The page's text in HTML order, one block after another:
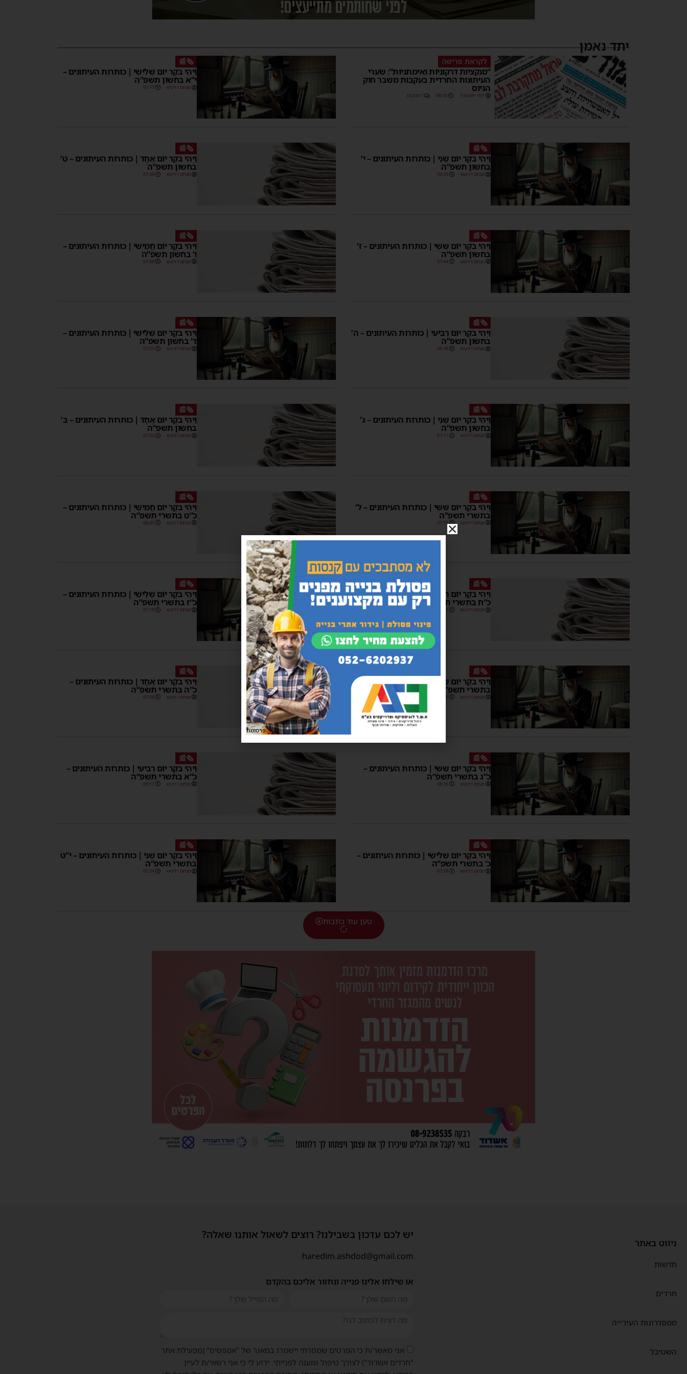
יתד נאמן
לקראת פרישה
“סנקציות דרקוניות ואימתניות”: שערי
העיתונות החרדית בעקבות משבר חוק
הגיוס
יוסי יחזקאלי 08:50 1 תגובות
🗞️📰
וַיְהִי בֹקֶר יוֹם שְׁלִישִׁי | כותרות העיתונים –
י”א בחשון תשפ”ה
מנחם דויטש 07:17
🗞️📰
וַיְהִי בֹקֶר יוֹם שֵׁנִי | כותרות העיתונים – י’
בחשון תשפ”ה
מנחם דויטש 06:39
🗞️📰
וַיְהִי בֹקֶר יוֹם אֶחָד | כותרות העיתונים – ט’
בחשון תשפ”ה
מנחם דויטש 07:48
🗞️📰
וַיְהִי בֹקֶר יוֹם שִּׁשִּֽׁי | כותרות העיתונים – ז’
בחשון תשפ”ה
מנחם דויטש 07:44
🗞️📰
וַיְהִי בֹקֶר יוֹם חֲמִישִׁי | כותרות העיתונים –
ו’ בחשון תשפ”ה
מנחם דויטש 07:08
🗞️📰
וַיְהִי בֹקֶר יוֹם רְבִיעִי | כותרות העיתונים – ה’
בחשון תשפ”ה
מנחם דויטש 08:38
🗞️📰
וַיְהִי בֹקֶר יוֹם שְׁלִישִׁי | כותרות העיתונים –
ד’ בחשון תשפ”ה
מנחם דויטש 07:05
🗞️📰
וַיְהִי בֹקֶר יוֹם שֵׁנִי | כותרות העיתונים – ג’
בחשון תשפ”ה
מנחם דויטש 07:17
🗞️📰
וַיְהִי בֹקֶר יוֹם אֶחָד | כותרות העיתונים – ב’
בחשון תשפ”ה
מנחם דויטש 07:33
🗞️📰
וַיְהִי בֹקֶר יוֹם שִּׁשִּֽׁי | כותרות העיתונים – ל’
בתשרי תשפ”ה
מנחם דויטש 07:31
🗞️📰
וַיְהִי בֹקֶר יוֹם חֲמִישִׁי | כותרות העיתונים –
כ”ט בתשרי תשפ”ה
מנחם דויטש 06:45
🗞️📰
וַיְהִי בֹקֶר יוֹם רְבִיעִי | כותרות העיתונים –
כ”ח בתשרי תשפ”ה
מנחם דויטש 06:37
🗞️📰
וַיְהִי בֹקֶר יוֹם שְׁלִישִׁי | כותרות העיתונים –
כ”ז בתשרי תשפ”ה
מנחם דויטש 07:18
🗞️📰
וַיְהִי בֹקֶר יוֹם שֵׁנִי | כותרות העיתונים – כ”ו
בתשרי תשפ”ה
מנחם דויטש 07:00
🗞️📰
וַיְהִי בֹקֶר יוֹם אֶחָד | כותרות העיתונים –
כ”ה בתשרי תשפ”ה
מנחם דויטש 07:38
🗞️📰
וַיְהִי בֹקֶר יוֹם שִּׁשִּֽׁי | כותרות העיתונים –
כ”ג בתשרי תשפ”ה
מנחם דויטש 08:36
🗞️📰
וַיְהִי בֹקֶר יוֹם רְבִיעִי | כותרות העיתונים –
כ”א בתשרי תשפ”ה
מנחם דויטש 09:17
🗞️📰
וַיְהִי בֹקֶר יוֹם שְׁלִישִׁי | כותרות העיתונים –
כ’ בתשרי תשפ”ה
מנחם דויטש 07:28
🗞️📰
וַיְהִי בֹקֶר יוֹם שֵׁנִי | כותרות העיתונים – י”ט
בתשרי תשפ”ה
מנחם דויטש 07:24
טען עוד כתבות
ניווט באתר
חדשות
חרדים
ממסדרונות העירייה
השטיבל
יש לכם עדכון בשבילנו? רוצים לשאול אותנו שאלה?
haredim.ashdod@gmail.com
או שילחו אלינו פנייה ונחזור אליכם בהקדם
אני מאשר/ת כי הפרטים שמסרתי יישמרו במאגר של "אמפסיס" (מפעילת אתר
"חרדים אשדוד") לצורך טיפול ומענה לפנייתי. ידוע לי כי אני רשאי/ת לעיין
פרסומת